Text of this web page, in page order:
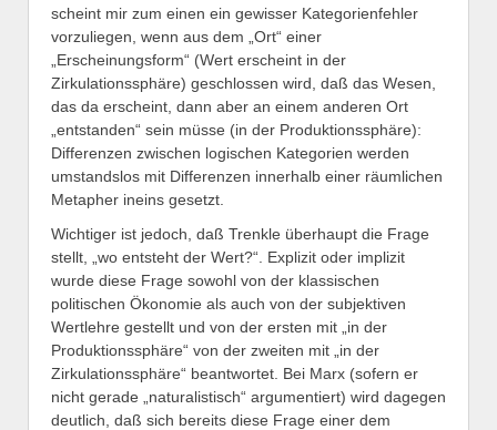
scheint mir zum einen ein gewisser Kategorienfehler
vorzuliegen, wenn aus dem „Ort“ einer
„Erscheinungsform“ (Wert erscheint in der
Zirkulationssphäre) geschlossen wird, daß das Wesen,
das da erscheint, dann aber an einem anderen Ort
„entstanden“ sein müsse (in der Produktionssphäre):
Differenzen zwischen logischen Kategorien werden
umstandslos mit Differenzen innerhalb einer räumlichen
Metapher ineins gesetzt.
Wichtiger ist jedoch, daß Trenkle überhaupt die Frage
stellt, „wo entsteht der Wert?“. Explizit oder implizit
wurde diese Frage sowohl von der klassischen
politischen Ökonomie als auch von der subjektiven
Wertlehre gestellt und von der ersten mit „in der
Produktionssphäre“ von der zweiten mit „in der
Zirkulationssphäre“ beantwortet. Bei Marx (sofern er
nicht gerade „naturalistisch“ argumentiert) wird dagegen
deutlich, daß sich bereits diese Frage einer dem